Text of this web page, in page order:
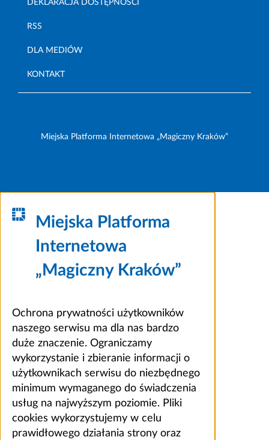
DEKLARACJA DOSTĘPNOŚCI
RSS
DLA MEDIÓW
KONTAKT
Miejska Platforma Internetowa „Magiczny Kraków”
Miejska Platforma
Internetowa
„Magiczny Kraków”
Ochrona prywatności użytkowników
naszego serwisu ma dla nas bardzo
duże znaczenie. Ograniczamy
wykorzystanie i zbieranie informacji o
użytkownikach serwisu do niezbędnego
minimum wymaganego do świadczenia
usług na najwyższym poziomie. Pliki
cookies wykorzystujemy w celu
prawidłowego działania strony oraz